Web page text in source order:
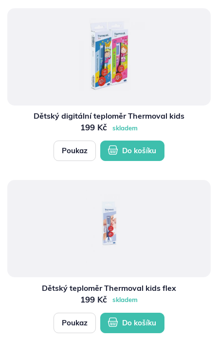
Dětský digitální teploměr Thermoval kids
199 Kč skladem
Poukaz Do košíku
Dětský teploměr Thermoval kids flex
199 Kč skladem
Poukaz Do košíku